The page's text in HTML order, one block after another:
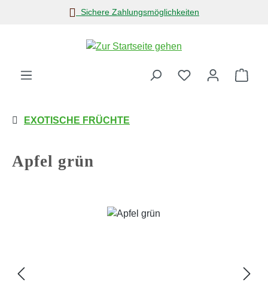
Zum Hauptinhalt springenSichere Zahlungsmöglichkeiten
EXOTISCHE FRÜCHTE
Apfel grün
Bildergalerie überspringen